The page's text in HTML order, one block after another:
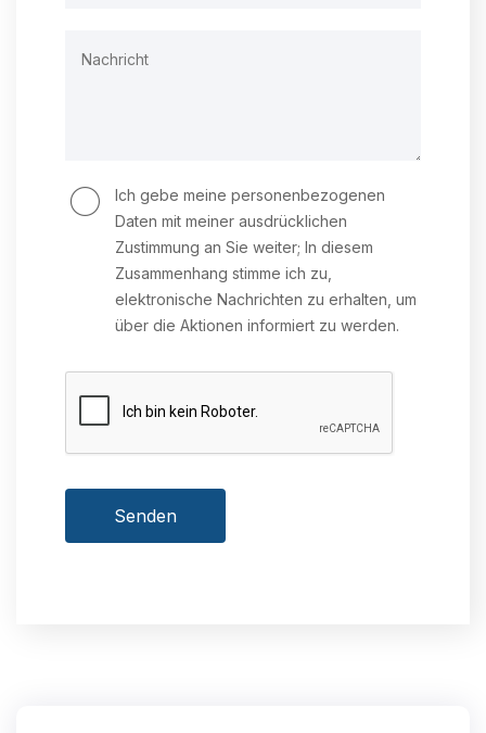
Ich gebe meine personenbezogenen
Daten mit meiner ausdrücklichen
Zustimmung an Sie weiter; In diesem
Zusammenhang stimme ich zu,
elektronische Nachrichten zu erhalten, um
über die Aktionen informiert zu werden.
Senden